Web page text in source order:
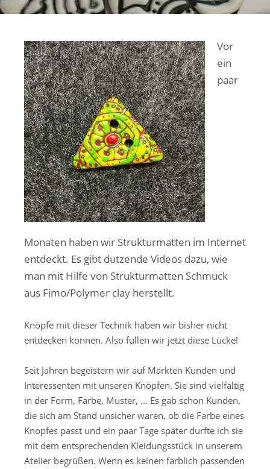
Vor
ein
paar
Monaten haben wir Strukturmatten im Internet
entdeckt. Es gibt dutzende Videos dazu, wie
man mit Hilfe von Strukturmatten Schmuck
aus Fimo/Polymer clay herstellt.
Knöpfe mit dieser Technik haben wir bisher nicht
entdecken können. Also füllen wir jetzt diese Lücke!
Seit Jahren begeistern wir auf Märkten Kunden und
Interessenten mit unseren Knöpfen. Sie sind vielfältig
in der Form, Farbe, Muster, … Es gab schon Kunden,
die sich am Stand unsicher waren, ob die Farbe eines
Knopfes passt und ein paar Tage später durfte ich sie
mit dem entsprechenden Kleidungsstück in unserem
Atelier begrüßen. Wenn es keinen farblich passenden